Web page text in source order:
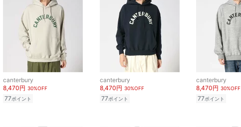
canterbury
8,470円 30%OFF
77ポイント
canterbury
8,470円 30%OFF
77ポイント
canterbury
8,470円 30%OFF
77ポイント